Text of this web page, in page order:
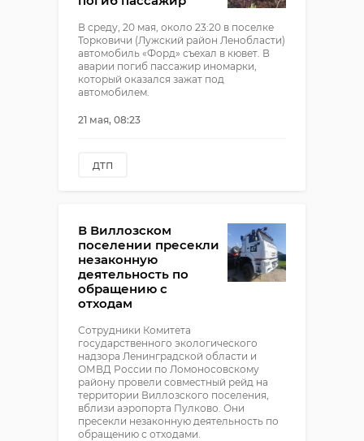
В среду, 20 мая, около 23:20 в поселке
Торковичи (Лужский район Ленобласти)
автомобиль «Форд» съехал в кювет. В
аварии погиб пассажир иномарки,
который оказался зажат под
автомобилем.
21 мая, 08:23
дтп
пьяный водитель
В Виллозском
поселении пресекли
незаконную
деятельность по
обращению с
отходам
Сотрудники Комитета
государственного экологического
надзора Ленинградской области и
ОМВД России по Ломоносовскому
району провели совместный рейд на
территории Виллозского поселения,
вблизи аэропорта Пулково. Они
пресекли незаконную деятельность по
обращению с отходами.